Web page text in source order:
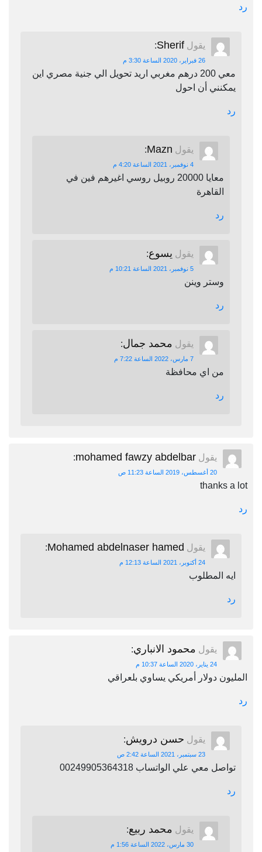
رد
يقول Sherif
:
26 فبراير، 2020 الساعة 3:30 م
معي 200 درهم مغربي اريد تحويل الي جنية مصري اين
يمكنني أن احول
رد
يقول Mazn
:
4 نوفمبر، 2021 الساعة 4:20 م
معايا 20000 روبيل روسي اغيرهم فين في
القاهرة
رد
يقول يسوع:
5 نوفمبر، 2021 الساعة 10:21 م
وستر وينن
رد
يقول محمد جمال:
7 مارس، 2022 الساعة 7:22 م
من اي محافظة
رد
يقول mohamed fawzy abdelbar
:
20 أغسطس، 2019 الساعة 11:23 ص
thanks a lot
رد
يقول Mohamed abdelnaser hamed
:
24 أكتوبر، 2021 الساعة 12:13 م
ايه المطلوب
رد
يقول محمود الانباري:
24 يناير، 2020 الساعة 10:37 م
المليون دولار أمريكي يساوي بلعراقي
رد
يقول حسن درويش:
23 سبتمبر، 2021 الساعة 2:42 ص
تواصل معي علي الواتساب 00249905364318
رد
يقول محمد ربيع:
30 مارس، 2022 الساعة 1:56 م